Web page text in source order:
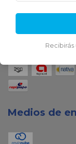
Medios de
Medios de